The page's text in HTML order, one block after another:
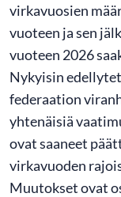
virkavuosien
vuoteen ja sen
vuoteen 2026
Nykyisin
federaation
yhtenäisiä
ovat saaneet
virkavuoden
Muutokset ovat